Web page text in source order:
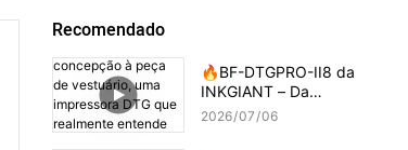
Recomendado
🔥BF-DTGPRO-II8 da
INKGIANT – Da
concepção à peça de
2026 07 06